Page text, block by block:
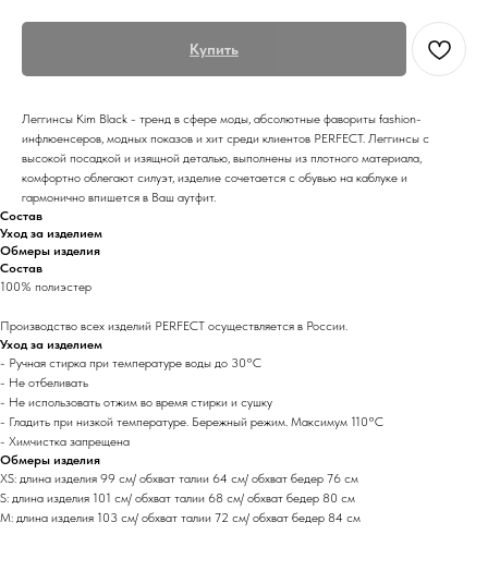
Купить
Леггинсы Kim Black - тренд в сфере моды, абсолютные фавориты fashion-
инфлюенсеров, модных показов и хит среди клиентов PERFECT. Леггинсы с
высокой посадкой и изящной деталью, выполнены из плотного материала,
комфортно облегают силуэт, изделие сочетается с обувью на каблуке и
гармонично впишется в Ваш аутфит.
Состав
Уход за изделием
Обмеры изделия
Состав
100% полиэстер
Производство всех изделий PERFECT осуществляется в России.
Уход за изделием
- Ручная стирка при температуре воды до 30°C
- Не отбеливать
- Не использовать отжим во время стирки и сушку
- Гладить при низкой температуре. Бережный режим. Максимум 110°C
- Химчистка запрещена
Обмеры изделия
XS: длина изделия 99 см/ обхват талии 64 см/ обхват бедер 76 см
S: длина изделия 101 см/ обхват талии 68 см/ обхват бедер 80 см
M: длина изделия 103 см/ обхват талии 72 см/ обхват бедер 84 см